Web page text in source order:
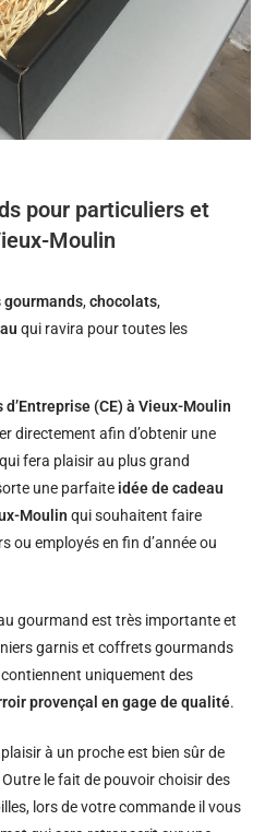
pour particuliers et
Moulin
,chocolats,
qui ravira pour toutes les
d’Entreprise (CE) à Vieux-Moulin
directement afin d’obtenir une
fera plaisir au plus grand
une parfaite idée de cadeau
Moulin qui souhaitent faire
ou employés en fin d’année ou
gourmand est très importante et
garnis et coffrets gourmands
uniquement des
provençal en gage de qualité.
à un proche est bien sûr de
le fait de pouvoir choisir des
lors de votre commande il vous